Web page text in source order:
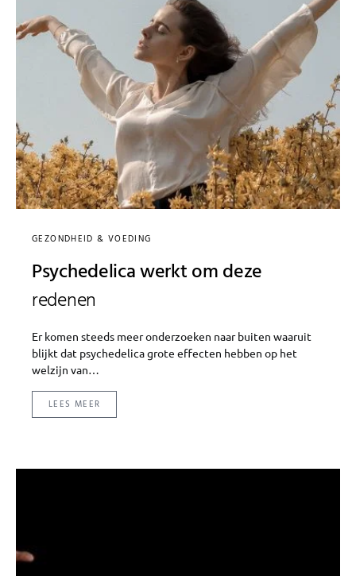
GEZONDHEID & VOEDING
Psychedelica werkt om deze
redenen
Er komen steeds meer onderzoeken naar buiten waaruit
blijkt dat psychedelica grote effecten hebben op het
welzijn van…
LEES MEER